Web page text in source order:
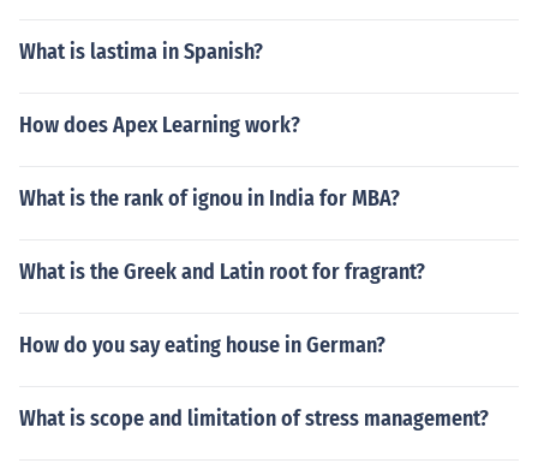
What is lastima in Spanish?
How does Apex Learning work?
What is the rank of ignou in India for MBA?
What is the Greek and Latin root for fragrant?
How do you say eating house in German?
What is scope and limitation of stress management?